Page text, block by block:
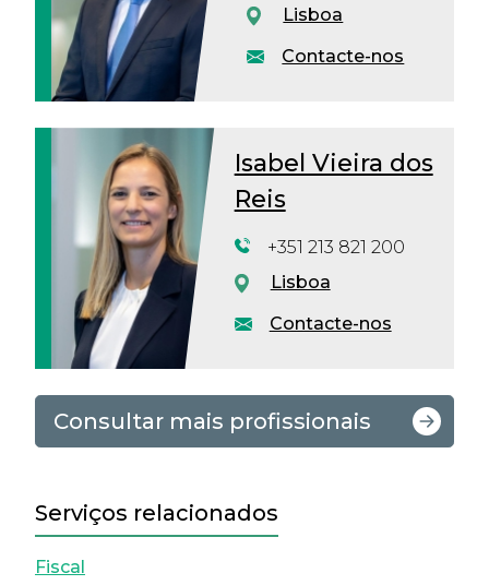
Contacte-nos
Lisboa
Isabel Vieira dos
Reis
Contacte-nos
+351 213 821 200
Lisboa
Consultar mais profissionais
Serviços relacionados
Fiscal